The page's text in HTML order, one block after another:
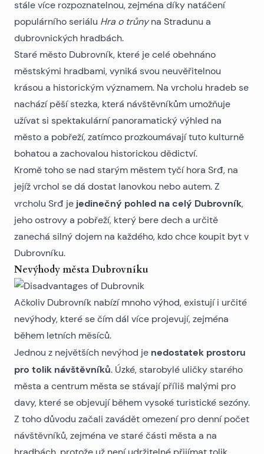
stále více rozpoznatelnou, zejména díky natáčení
populárního seriálu Hra o trůnyna Stradunu a
dubrovnických hradbách.
Staré město Dubrovník, které je celé obehnáno
městskými hradbami, vyniká svou neuvěřitelnou
krásou a historickým významem. Na vrcholu hradeb se
nachází pěší stezka, která návštěvníkům umožňuje
užívat si spektakulární panoramatický výhled na
město a pobřeží, zatímco prozkoumávají tuto kulturně
bohatou a zachovalou historickou dědictví.
Kromě toho se nad starým městem tyčí hora Srđ, na
jejíž vrchol se dá dostat lanovkou nebo autem. Z
vrcholu Srđ je jedinečný pohled na celý Dubrovník,
jeho ostrovy a pobřeží, který bere dech a určitě
zanechá silný dojem na každého, kdo chce koupit byt v
Dubrovníku.
Nevýhody města Dubrovníku
Ačkoliv Dubrovník nabízí mnoho výhod, existují i určité
nevýhody, které se čím dál více projevují, zejména
během letních měsíců.
Jednou z největších nevýhod je nedostatek prostoru
pro tolik návštěvníků. Úzké, starobylé uličky starého
města a centrum města se stávají příliš malými pro
davy, které se objevují během vysoké turistické sezóny.
Z toho důvodu začali zavádět omezení pro denní počet
návštěvníků, zejména ve staré části města a na